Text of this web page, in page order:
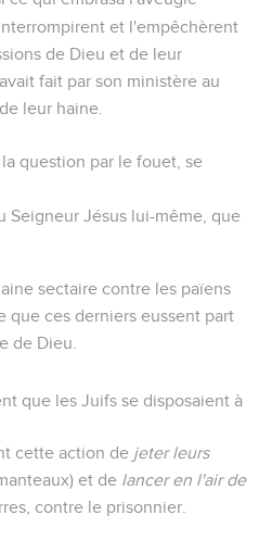
et l'empêchèrent
de Dieu et de leur
fait par son ministère au
leur haine.
question par le fouet, se
Seigneur Jésus lui-même, que
sectaire contre les païens
que ces derniers eussent part
de Dieu.
que les Juifs se disposaient à
cette action de jeter leurs
et de lancer en l'air de
contre le prisonnier.